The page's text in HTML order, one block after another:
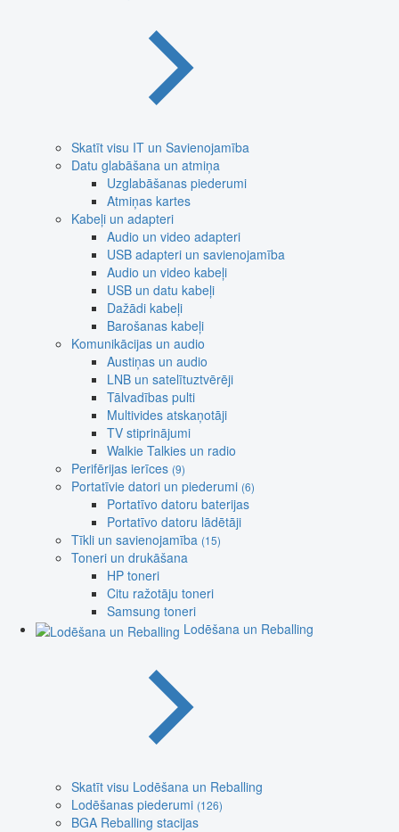
Skatīt visu IT un Savienojamība
Datu glabāšana un atmiņa
Uzglabāšanas piederumi
Atmiņas kartes
Kabeļi un adapteri
Audio un video adapteri
USB adapteri un savienojamība
Audio un video kabeļi
USB un datu kabeļi
Dažādi kabeļi
Barošanas kabeļi
Komunikācijas un audio
Austiņas un audio
LNB un satelītuztvērēji
Tālvadības pulti
Multivides atskaņotāji
TV stiprinājumi
Walkie Talkies un radio
Perifērijas ierīces (9)
Portatīvie datori un piederumi (6)
Portatīvo datoru baterijas
Portatīvo datoru lādētāji
Tīkli un savienojamība (15)
Toneri un drukāšana
HP toneri
Citu ražotāju toneri
Samsung toneri
Lodēšana un Reballing
Skatīt visu Lodēšana un Reballing
Lodēšanas piederumi (126)
BGA Reballing stacijas